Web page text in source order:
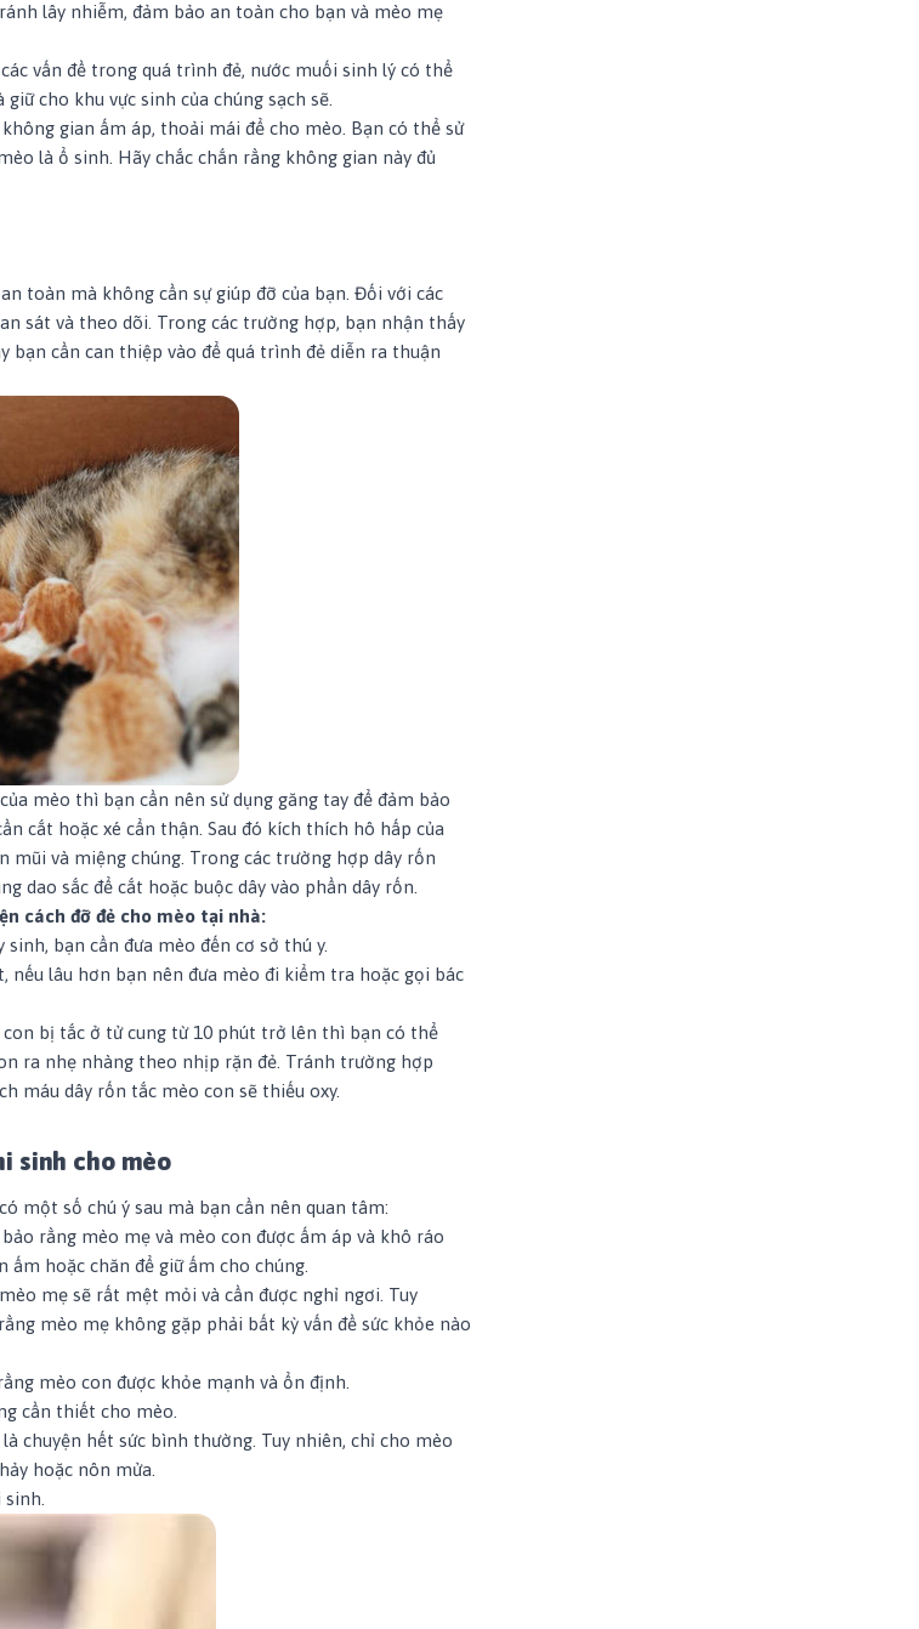
lây nhiễm, đảm bảo an toàn cho bạn và mèo mẹ
vấn đề trong quá trình đẻ, nước muối sinh lý có thể
cho khu vực sinh của chúng sạch sẽ.
gian ấm áp, thoải mái để cho mèo. Bạn có thể sử
là ổ sinh. Hãy chắc chắn rằng không gian này đủ
toàn mà không cần sự giúp đỡ của bạn. Đối với các
sát và theo dõi. Trong các trường hợp, bạn nhận thấy
bạn cần can thiệp vào để quá trình đẻ diễn ra thuận
mèo thì bạn cần nên sử dụng găng tay để đảm bảo
cắt hoặc xé cẩn thận. Sau đó kích thích hô hấp của
mũi và miệng chúng. Trong các trường hợp dây rốn
dao sắc để cắt hoặc buộc dây vào phần dây rốn.
cách đỡ đẻ cho mèo tại nhà:
bạn cần đưa mèo đến cơ sở thú y.
nếu lâu hơn bạn nên đưa mèo đi kiểm tra hoặc gọi bác
bị tắc ở tử cung từ 10 phút trở lên thì bạn có thể
ra nhẹ nhàng theo nhịp rặn đẻ. Tránh trường hợp
máu dây rốn tắc mèo con sẽ thiếu oxy.
sinh cho mèo
một số chú ý sau mà bạn cần nên quan tâm:
rằng mèo mẹ và mèo con được ấm áp và khô ráo
ấm hoặc chăn để giữ ấm cho chúng.
mẹ sẽ rất mệt mỏi và cần được nghỉ ngơi. Tuy
mèo mẹ không gặp phải bất kỳ vấn đề sức khỏe nào
mèo con được khỏe mạnh và ổn định.
cần thiết cho mèo.
chuyện hết sức bình thường. Tuy nhiên, chỉ cho mèo
hoặc nôn mửa.